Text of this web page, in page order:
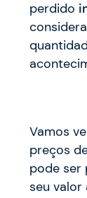
perdido
Vamos
preços
pode ser
seu valor